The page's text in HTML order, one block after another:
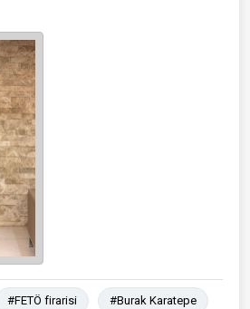
#FETÖ firarisi #Burak Karatepe